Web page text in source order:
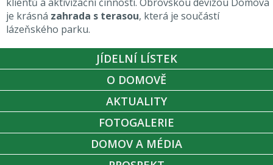
klientů a aktivizační činnosti. Obrovskou devizou Domova
je krásná zahrada s terasou, která je součástí
lázeňského parku.
JÍDELNÍ LÍSTEK
O DOMOVĚ
AKTUALITY
FOTOGALERIE
DOMOV A MÉDIA